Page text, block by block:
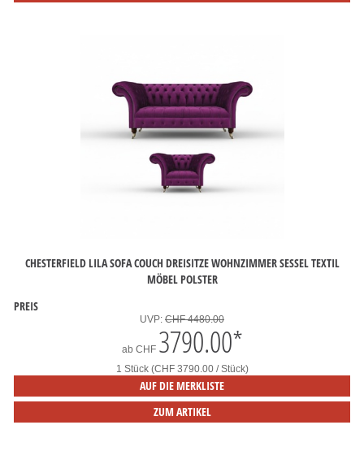
CHESTERFIELD LILA SOFA COUCH DREISITZE WOHNZIMMER SESSEL TEXTIL
MÖBEL POLSTER
PREIS
UVP: CHF 4480.00
ab CHF 3790.00*
1 Stück (CHF 3790.00 / Stück)
AUF DIE MERKLISTE
ZUM ARTIKEL